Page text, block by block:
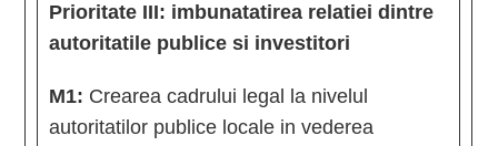
Prioritate III: imbunatatirea relatiei dintre
autoritatile publice si investitori
M1: Crearea cadrului legal la nivelul
autoritatilor publice locale in vederea